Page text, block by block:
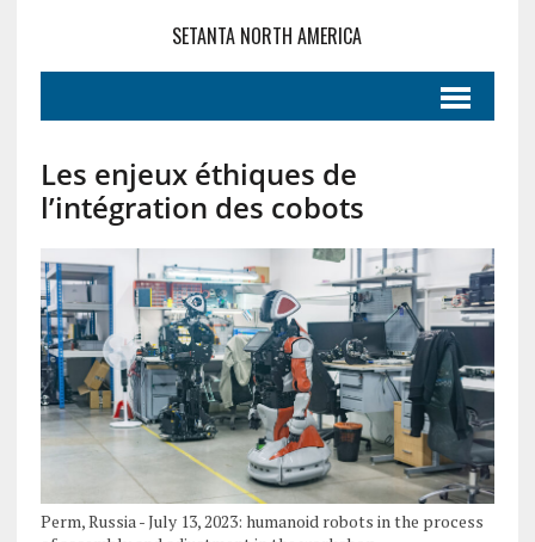
SETANTA NORTH AMERICA
Les enjeux éthiques de
l’intégration des cobots
Perm, Russia - July 13, 2023: humanoid robots in the process